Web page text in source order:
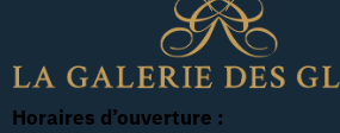
Horaires d’ouverture :